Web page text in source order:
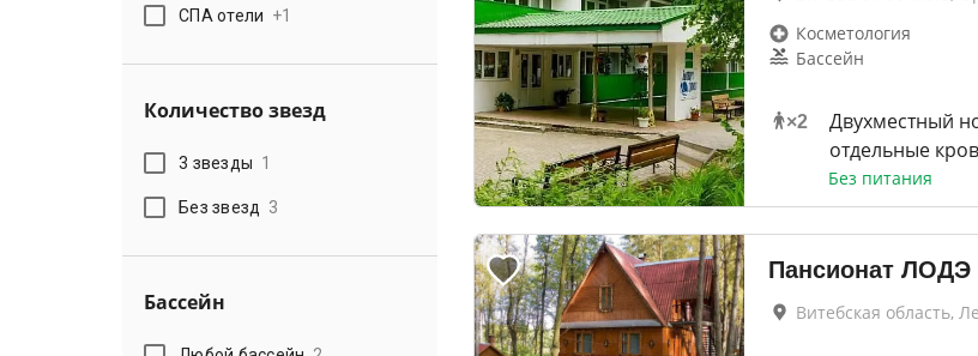
СПА отели +1
Количество звезд
3 звезды 1
Без звезд 3
Бассейн
Косметология
Бассейн
×2
Двухместный
отдельные
Без питания
Пансионат ЛОДЭ
Витебская область,